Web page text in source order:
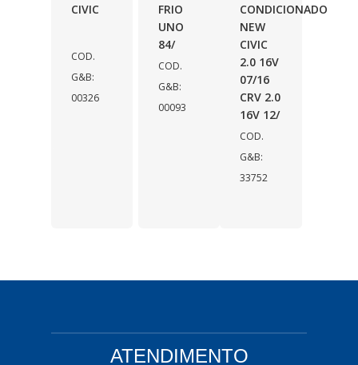
CIVIC
COD.
G&B:
00326
FRIO
UNO
84/
COD.
G&B:
00093
CONDICIONADO
NEW
CIVIC
2.0 16V
07/16
CRV 2.0
16V 12/
COD.
G&B:
33752
ATENDIMENTO